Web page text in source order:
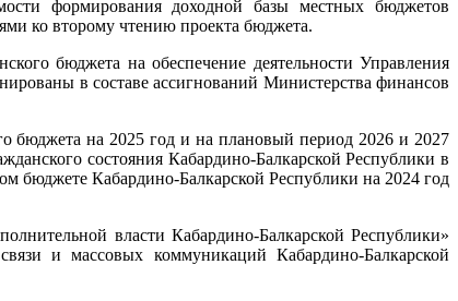
формирования доходной базы местных бюджетов
ко второму чтению проекта бюджета.
бюджета на обеспечение деятельности Управления
в составе ассигнований Министерства финансов
бюджета на 2025 год и на плановый период 2026 и 2027
состояния Кабардино-Балкарской Республики в
бюджете Кабардино-Балкарской Республики на 2024 год
власти Кабардино-Балкарской Республики»
и массовых коммуникаций Кабардино-Балкарской